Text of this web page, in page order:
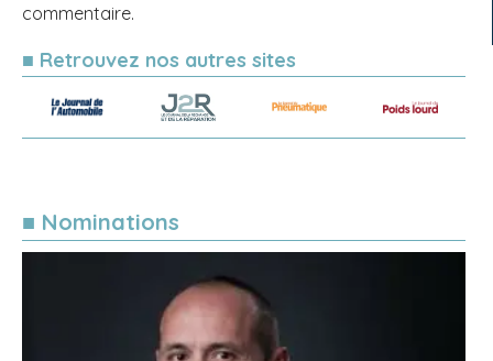
commentaire.
■ Retrouvez nos autres sites
■ Nominations